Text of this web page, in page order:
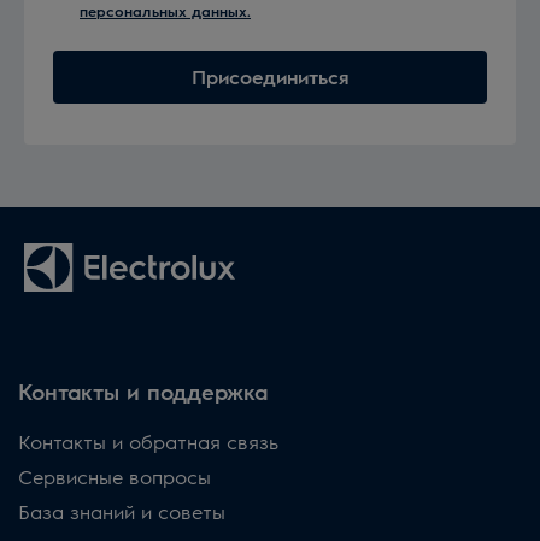
персональных данных.
Присоединиться
Контакты и поддержка
Контакты и обратная связь
Сервисные вопросы
База знаний и советы